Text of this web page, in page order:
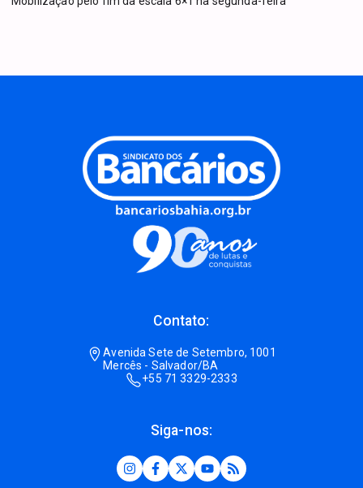
Contato:
Avenida Sete de Setembro, 1001
Mercês - Salvador/BA
+55 71 3329-2333
Siga-nos: